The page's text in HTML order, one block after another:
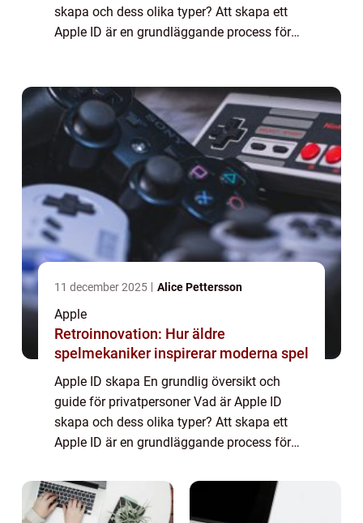
skapa och dess olika typer? Att skapa ett
Apple ID är en grundläggande process för
11 december 2025 Alice Pettersson
Apple
Retroinnovation: Hur äldre
spelmekaniker inspirerar moderna spel
Apple ID skapa En grundlig översikt och
guide för privatpersoner Vad är Apple ID
skapa och dess olika typer? Att skapa ett
Apple ID är en grundläggande process för
enheter. Med ett Apple ID kan användare k...